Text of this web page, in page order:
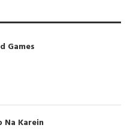
Games
Na Karein